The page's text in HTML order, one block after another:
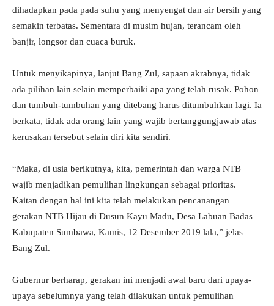
dihadapkan pada pada suhu yang menyengat dan air bersih yang
semakin terbatas. Sementara di musim hujan, terancam oleh
banjir, longsor dan cuaca buruk.
Untuk menyikapinya, lanjut Bang Zul, sapaan akrabnya, tidak
ada pilihan lain selain memperbaiki apa yang telah rusak. Pohon
dan tumbuh-tumbuhan yang ditebang harus ditumbuhkan lagi. Ia
berkata, tidak ada orang lain yang wajib bertanggungjawab atas
kerusakan tersebut selain diri kita sendiri.
“Maka, di usia berikutnya, kita, pemerintah dan warga NTB
wajib menjadikan pemulihan lingkungan sebagai prioritas.
Kaitan dengan hal ini kita telah melakukan pencanangan
gerakan NTB Hijau di Dusun Kayu Madu, Desa Labuan Badas
Kabupaten Sumbawa, Kamis, 12 Desember 2019 lala,” jelas
Bang Zul.
Gubernur berharap, gerakan ini menjadi awal baru dari upaya-
upaya sebelumnya yang telah dilakukan untuk pemulihan